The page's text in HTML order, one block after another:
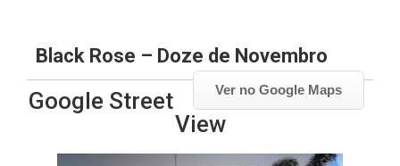
Black Rose – Doze de Novembro
Ver no Google Maps
Google Street
View